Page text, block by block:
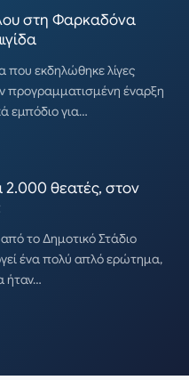
στη Φαρκαδόνα
που εκδηλώθηκε λίγες
προγραμματισμένη έναρξη
εμπόδιο για…
2.000 θεατές, στον
το Δημοτικό Στάδιο
ένα πολύ απλό ερώτημα,
ήταν…